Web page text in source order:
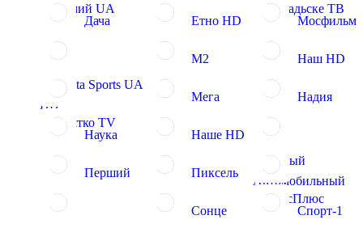
Прямий UA
Громадьске ТВ
Дача
Етно HD Мосфильм
Setanta Sports UA
HD
М2 Наш HD
Малятко TV
Мега Надия
Наука
Наше HD
Первый
Автомобильный
Перший
Пиксель
ПлюсПлюс
Сонце Спорт-1